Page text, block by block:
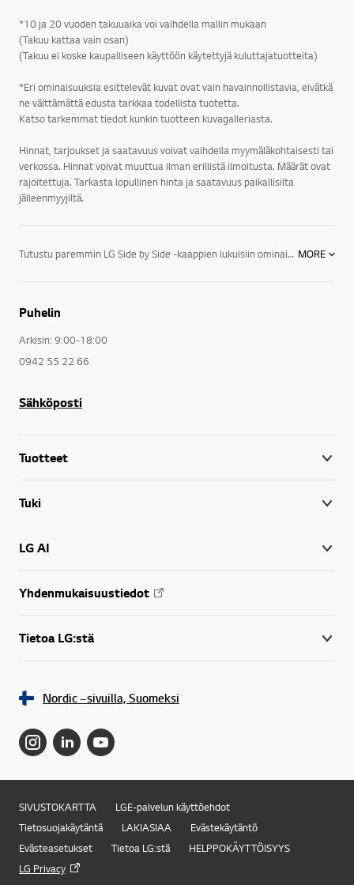
*10 ja 20 vuoden takuuaika voi vaihdella mallin mukaan
(Takuu kattaa vain osan)
(Takuu ei koske kaupalliseen käyttöön käytettyjä kuluttajatuotteita)
*Eri ominaisuuksia esittelevät kuvat ovat vain havainnollistavia, eivätkä
ne välttämättä edusta tarkkaa todellista tuotetta.
Katso tarkemmat tiedot kunkin tuotteen kuvagalleriasta.
Hinnat, tarjoukset ja saatavuus voivat vaihdella myymäläkohtaisesti tai
verkossa. Hinnat voivat muuttua ilman erillistä ilmoitusta. Määrät ovat
rajoitettuja. Tarkasta lopullinen hinta ja saatavuus paikallisilta
jälleenmyyjiltä.
Tutustu paremmin LG Side by Side -kaappien lukuisiin ominaisuuksiin:LG:n Side by side -kaapeissa on ainutlaatuinen Linear Compressor -kompressori, joka on perinteisiä kompressoreita kestävämpi vähempien kitkapisteiden ansiosta. LED-valaistus luo voimakkaampaa ja tasaisempaa valoa kuin perinteinen jääkaapin valaistus. Lisäksi se säästää energiaa ja on kestävämpi.LG Side by Side -kaappien ominaisuuksiin kuuluu myös Fresh Zero Zone -nollatila, jossa tuoreet elintarvikkeet säilyvät matalammassa lämpötilassa pidempään parempina. Optimaalinen muun muassa tuoreen kalan säilyttämiseen jääkaapissa pidempään.Moist Balance Crisper -ominaisuus säilyttää kosteuden vihanneksissa ja hedelmissä ja pitää ne raikkaina pidempään. Kannen sisäpuolen erityinen rakenne estää kosteutta valumasta alas laatikkoon, jolloin vältetään kondenssiveden aiheuttamat ongelmat. Siten hedelmät ja vihannekset säilyvät tuoreempina kauemmin!LG:n Side by Side -kaapeissa, jotka on varustettu Fresh & Even Air Flow -toiminnolla, on aktiivinen jäähdytys. Sen ansiosta jääkaappiin ei muodostu epähygieenistä kondenssivettä. Kylmä ilma leviää aktiivisesti useista suunnista, joten jääkaapin lämpötila on tasaisempi ja elintarvikkeet jäähtyvät nopeammin. Tämän ansiosta elintarvikkeet säilyvät jääkaapissa pidempään.LG-jääkaapit ovat sekä kehittyneitä että toimivia. Ne tuovat tyyliä kaikkiin keittiöihin ja tarjoavat paljon ominaisuuksia, joilla säästät tilaa ja energiaa ja pidät elintarvikkeesi tuoreena pidempään.Tyylikkäät LG-keittiökoneet sopivat päivittämään keittiön ilmettä kaikkiin koteihin. Niiden innovatiiviset ominaisuudet helpottavat arkiaskareitasi ja tekevät elämästäsi helpompaa. Tutustu kaikkiin keittiökoneisiimme ja rakenna omiin tarpeisiisi sopiva kokonaisuus! MORE
Puhelin
Arkisin: 9:00-18:00
0942 55 22 66
Sähköposti
Tuotteet
Tuki
LG AI
Yhdenmukaisuustiedot
Tietoa LG:stä
Nordic –sivuilla, Suomeksi
SIVUSTOKARTTA
LGE-palvelun käyttöehdot
Tietosuojakäytäntä
LAKIASIAA
Evästekäytäntö
Evästeasetukset
Tietoa LG:stä
HELPPOKÄYTTÖISYYS
LG Privacy